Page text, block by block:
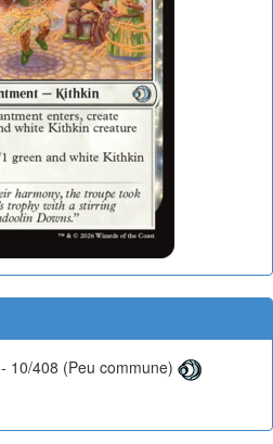
- 10/408 (Peu commune)